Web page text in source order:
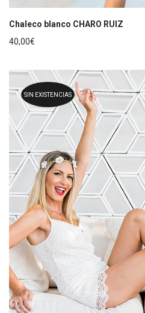
Chaleco blanco CHARO RUIZ
40,00€
SIN EXISTENCIAS